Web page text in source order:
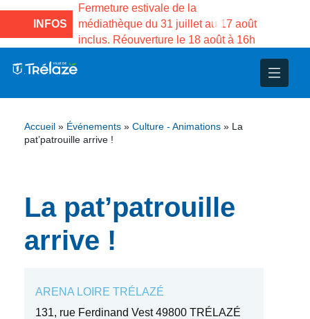
INFOS
la Maison des
de Gama du
Fermeture estivale de la
médiathèque du 31 juillet au 17 août
inclus. Réouverture le 18 août à 16h
– Jumelage
Accueil » Événements » Culture - Animations » La
pat’patrouille arrive !
La pat’patrouille
arrive !
ARENA LOIRE TRÉLAZÉ
131, rue Ferdinand Vest 49800 TRÉLAZÉ